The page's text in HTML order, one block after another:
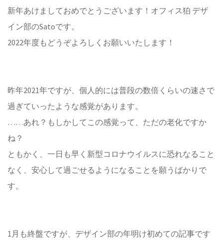
新年あけましておめでとうございます！オフィス狛 デザ
イン部のSatoです。
2022年度もどうぞよろしくお願いいたします！
昨年2021年ですが、個人的には普段の数倍くらいの速さで
過ぎていったような感覚があります。
……あれ？もしかしてこの感覚って、ただの老化ですか
ね？
ともかく、一日も早く新型コロナウイルスに恐れなること
なく、安心して過ごせるようになることを願うばかりで
す。
1月も終盤ですが、デザイン部の年明け初めての記事です